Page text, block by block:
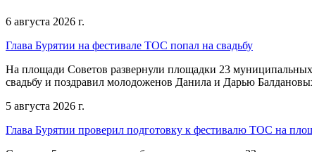
6 августа 2026 г.
Глава Бурятии на фестивале ТОС попал на свадьбу
На площади Советов развернули площадки 23
свадьбу и поздравил молодоженов Данила и Дарью
5 августа 2026 г.
Глава Бурятии проверил подготовку к фестивалю ТОС на